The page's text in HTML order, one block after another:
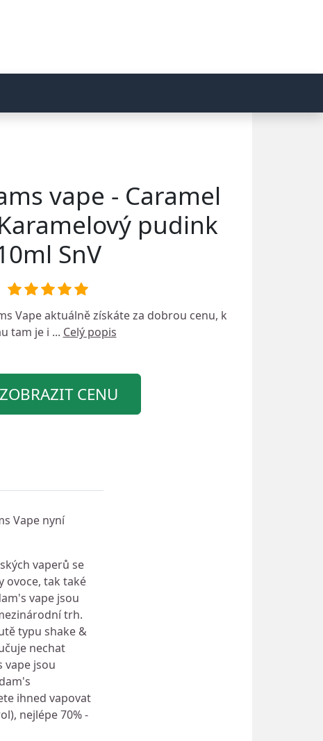
vape - Caramel
pudink
SnV
Vapeaktuálně získáte za dobrou cenu, k
tam je i ... Celý popis
ZOBRAZIT CENU
Vape nyní
vaperů se
ovoce, tak také
vape jsou
trh.
typu shake &
nechat
vape jsou
ihned vapovat
nejlépe 70% -